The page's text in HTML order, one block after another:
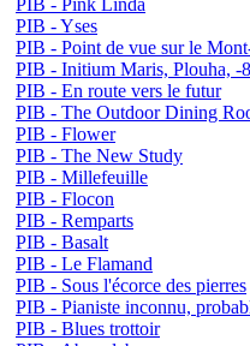
PIB - Pink Linda
PIB - Yses
PIB - Point de vue sur le
PIB - Initium Maris, Plouha, -
PIB - En route vers le futur
PIB - The Outdoor Dining
PIB - Flower
PIB - The New Study
PIB - Millefeuille
PIB - Flocon
PIB - Remparts
PIB - Basalt
PIB - Le Flamand
PIB - Sous l'écorce des pierres
PIB - Pianiste inconnu,
PIB - Blues trottoir